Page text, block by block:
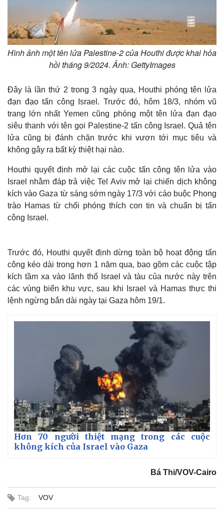
Thế giới
Quan sát
Cuộc sống đó đây
Hồ sơ
Multimedia
Video
Ảnh
E-Magazine
Infographic
Hình ảnh một tên lửa Palestine-2 của Houthi được khai hỏa
hồi tháng 9/2024. Ảnh: GettyImages
Đây là lần thứ 2 trong 3 ngày qua, Houthi phóng tên lửa
đạn đạo tấn công Israel. Trước đó, hôm 18/3, nhóm vũ
trang lớn nhất Yemen cũng phóng một tên lửa đạn đạo
siêu thanh với tên gọi Palestine-2 tấn công Israel. Quả tên
lửa cũng bị đánh chặn trước khi vươn tới mục tiêu và
không gây ra bất kỳ thiệt hại nào.
Houthi quyết định mở lại các cuộc tấn công tên lửa vào
Israel nhằm đáp trả việc Tel Aviv mở lại chiến dịch không
kích vào Gaza từ sáng sớm ngày 17/3 với cáo buộc Phong
trào Hamas từ chối phóng thích con tin và chuẩn bị tấn
công Israel.
Trước đó, Houthi quyết định dừng toàn bộ hoạt động tấn
công kéo dài trong hơn 1 năm qua, bao gồm các cuộc tập
kích tầm xa vào lãnh thổ Israel và tàu của nước này trên
các vùng biển khu vực, sau khi Israel và Hamas thực thi
lệnh ngừng bắn dài ngày tại Gaza hôm 19/1.
Hơn 70 người thiệt mạng trong các cuộc
không kích của Israel vào Gaza
Bá Thi/VOV-Cairo
Tag: VOV